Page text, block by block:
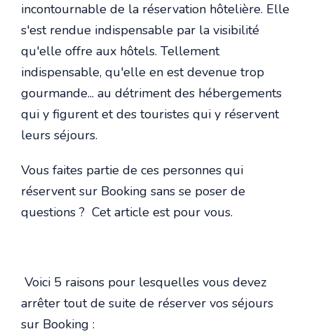
incontournable de la réservation hôtelière. Elle
s'est rendue indispensable par la visibilité
qu'elle offre aux hôtels. Tellement
indispensable, qu'elle en est devenue trop
gourmande... au détriment des hébergements
qui y figurent et des touristes qui y réservent
leurs séjours.
Vous faites partie de ces personnes qui
réservent sur Booking sans se poser de
questions ? Cet article est pour vous.
Voici 5 raisons pour lesquelles vous devez
arrêter tout de suite de réserver vos séjours
sur Booking :